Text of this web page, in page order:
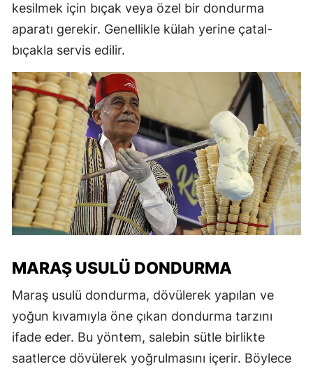
kesilmek için bıçak veya özel bir dondurma
aparatı gerekir. Genellikle külah yerine çatal-
bıçakla servis edilir.
MARAŞ USULÜ DONDURMA
Maraş usulü dondurma, dövülerek yapılan ve
yoğun kıvamıyla öne çıkan dondurma tarzını
ifade eder. Bu yöntem, salebin sütle birlikte
saatlerce dövülerek yoğrulmasını içerir. Böylece